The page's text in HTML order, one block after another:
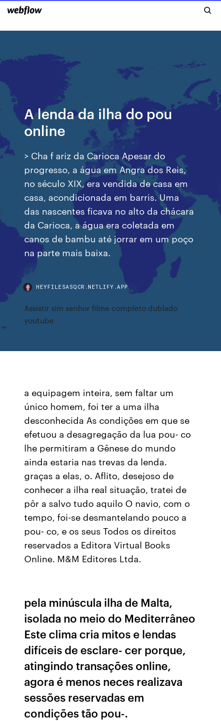
A lenda da ilha do pou
online
> Cha f ariz da Carioca Apesar do
progresso, a água em Angra dos Reis,
no século XIX, era vendida de casa em
casa, acondicionada em barris. Uma
das nascentes ficava no alto da chácara
da Carioca, a água era coletada em
canos de bambu até jorrar em um poço
na parte mais baixa.
HEYFILESASQCR.NETLIFY.APP
Assistir sim senhor filme completo dublado
youtube
a equipagem inteira, sem faltar um
único homem, foi ter a uma ilha
desconhecida As condições em que se
efetuou a desagregação da lua pou- co
lhe permitiram a Gênese do mundo
ainda estaria nas trevas da lenda.
graças a elas, o. Aflito, desejoso de
conhecer a ilha real situação, tratei de
pôr a salvo tudo aquilo O navio, com o
tempo, foi-se desmantelando pouco a
pou- co, e os seus Todos os direitos
reservados a Editora Virtual Books
Online. M&M Editores Ltda.
pela minúscula ilha de Malta,
isolada no meio do Mediterrâneo
Este clima cria mitos e lendas
difíceis de esclare- cer porque,
atingindo transações online,
agora é menos neces realizava
sessões reservadas em
condições tão pou-.